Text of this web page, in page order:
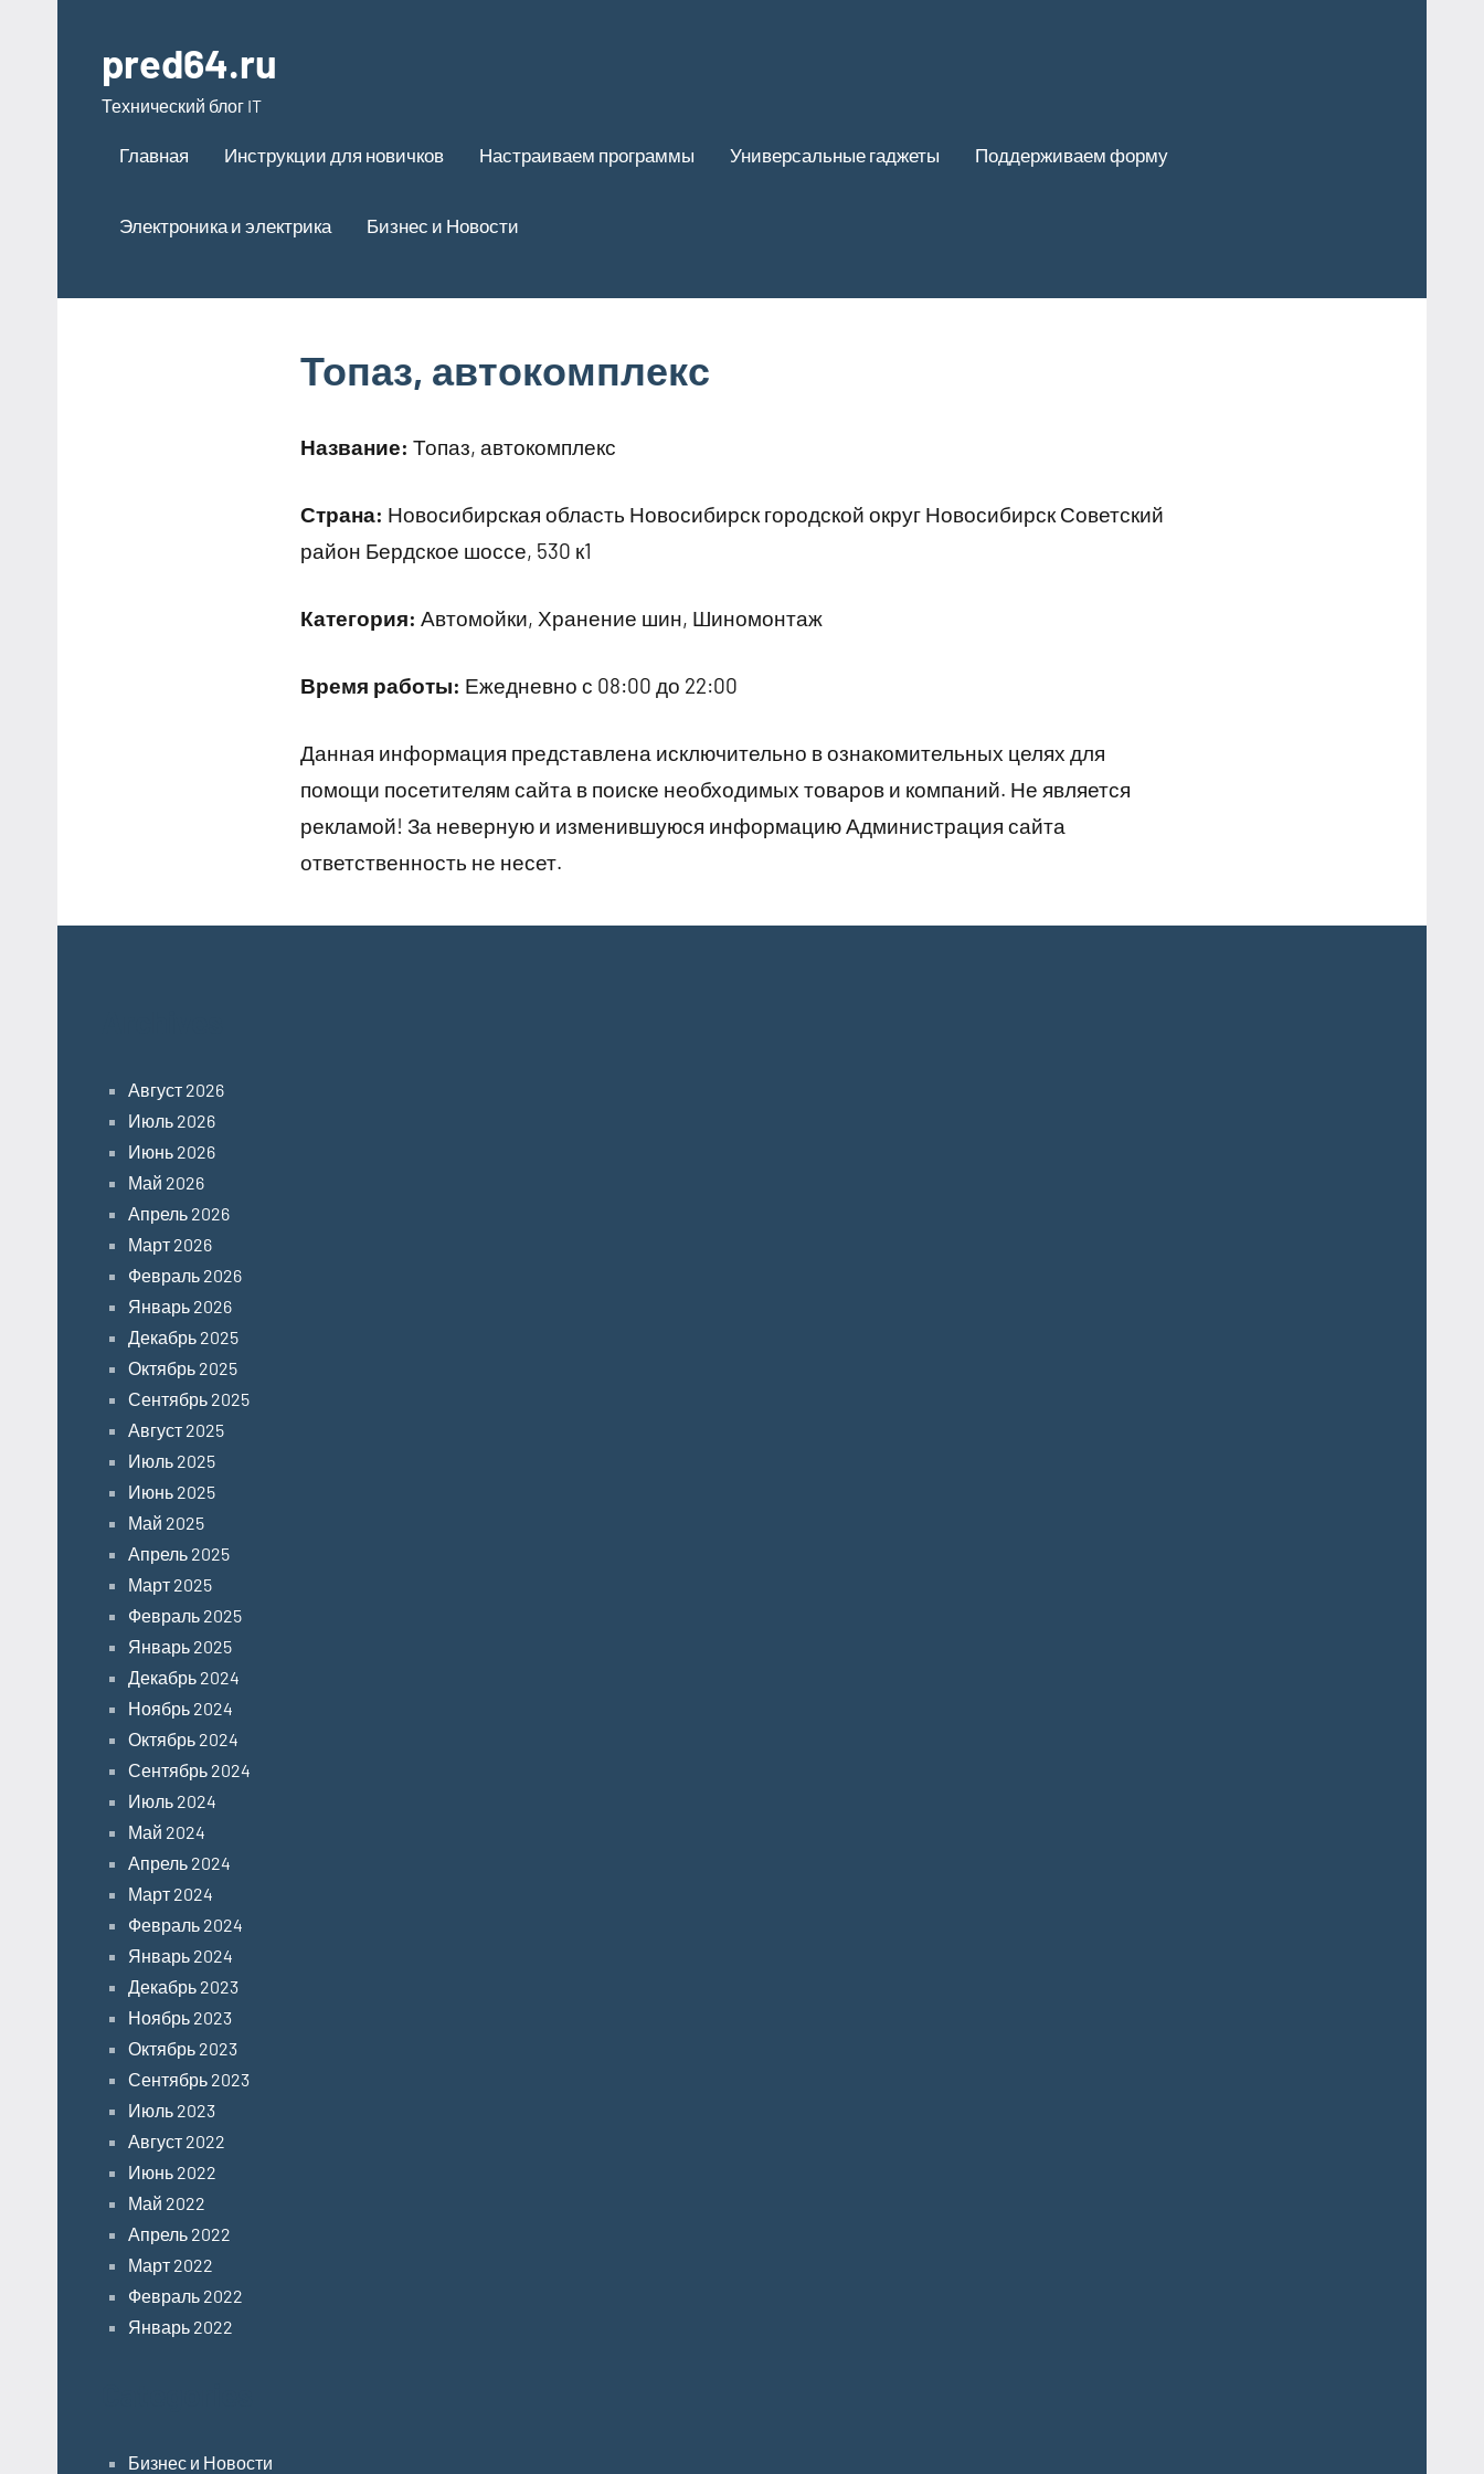
содержимому
pred64.ru
Технический блог IT
Главная Инструкции для новичков Настраиваем программы Универсальные гаджеты Поддерживаем форму
Электроника и электрика Бизнес и Новости
Топаз, автокомплекс
Название: Топаз, автокомплекс
Страна: Новосибирская область Новосибирск городской округ Новосибирск Советский
район Бердское шоссе, 530 к1
Категория: Автомойки, Хранение шин, Шиномонтаж
Время работы: Ежедневно с 08:00 до 22:00
Данная информация представлена исключительно в ознакомительных целях для
помощи посетителям сайта в поиске необходимых товаров и компаний. Не является
рекламой! За неверную и изменившуюся информацию Администрация сайта
ответственность не несет.
Август 2026
Июль 2026
Июнь 2026
Май 2026
Апрель 2026
Март 2026
Февраль 2026
Январь 2026
Декабрь 2025
Октябрь 2025
Сентябрь 2025
Август 2025
Июль 2025
Июнь 2025
Май 2025
Апрель 2025
Март 2025
Февраль 2025
Январь 2025
Декабрь 2024
Ноябрь 2024
Октябрь 2024
Сентябрь 2024
Июль 2024
Май 2024
Апрель 2024
Март 2024
Февраль 2024
Январь 2024
Декабрь 2023
Ноябрь 2023
Октябрь 2023
Сентябрь 2023
Июль 2023
Август 2022
Июнь 2022
Май 2022
Апрель 2022
Март 2022
Февраль 2022
Январь 2022
Бизнес и Новости